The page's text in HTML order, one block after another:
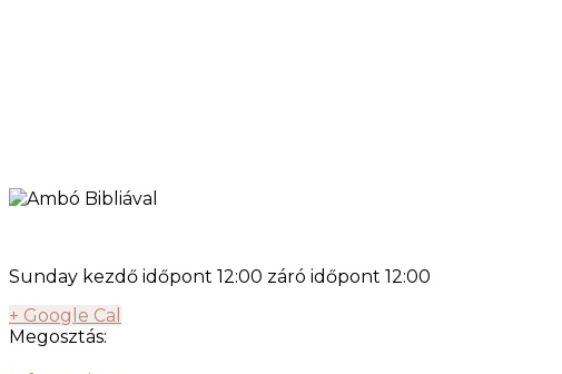
Sunday kezdő időpont 12:00 záró időpont 12:00
+ Google Cal
Megosztás: